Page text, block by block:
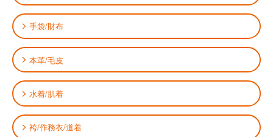
手袋/財布
本革/毛皮
水着/肌着
袴/作務衣/道着